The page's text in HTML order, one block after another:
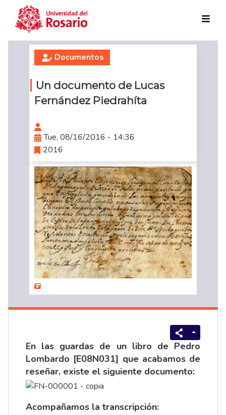
Skip to main content
Documentos
Un documento de Lucas
Fernández Piedrahíta
Tue, 08/16/2016 - 14:36
2016
En las guardas de un libro de Pedro
Lombardo [E08N031] que acabamos de
reseñar, existe el siguiente documento:
Acompañamos la transcripción: